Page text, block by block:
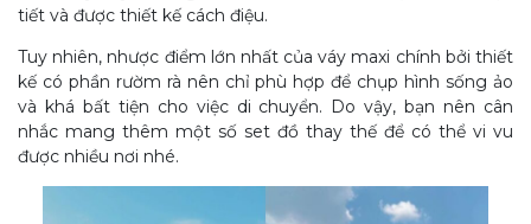
tiết và được thiết kế cách điệu.
Tuy nhiên, nhược điểm lớn nhất của váy maxi chính bởi thiết
kế có phần rườm rà nên chỉ phù hợp để chụp hình sống ảo
và khá bất tiện cho việc di chuyển. Do vậy, bạn nên cân
nhắc mang thêm một số set đồ thay thế để có thể vi vu
được nhiều nơi nhé.